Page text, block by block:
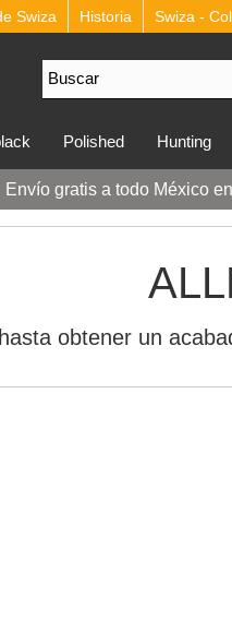
Swiza Historia Swiza -
polished hunting
Envío gratis a todo México
obtener un